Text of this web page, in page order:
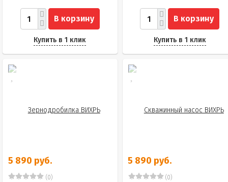
В корзину
Купить в 1 клик
В корзину
Купить в 1 клик
5 890 руб.
(0)
5 890 руб.
(0)